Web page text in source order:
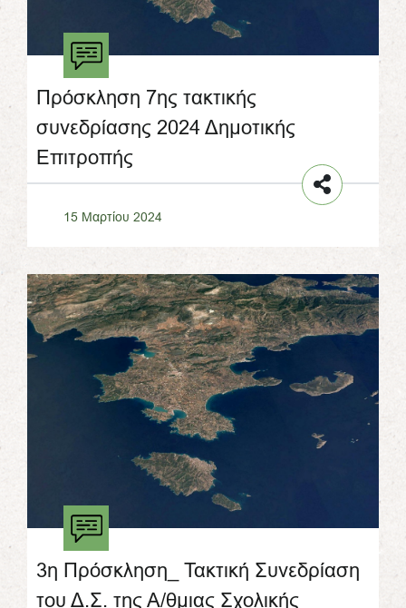
Πρόσκληση 7ης τακτικής
συνεδρίασης 2024 Δημοτικής
Επιτροπής
15 Μαρτίου 2024
3η Πρόσκληση_ Τακτική Συνεδρίαση
του Δ.Σ. της Α/θμιας Σχολικής